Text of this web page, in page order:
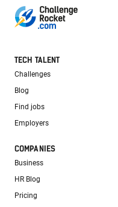
TECH TALENT
Challenges
Blog
Find jobs
Employers
COMPANIES
Business
HR Blog
Pricing